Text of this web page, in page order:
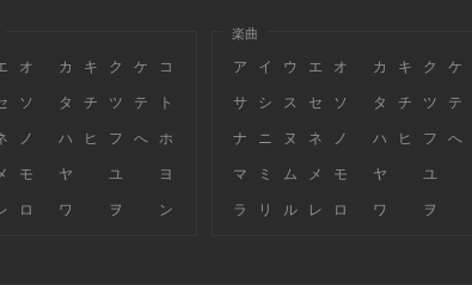
オ カ キ ク ケ コ
ソ タ チ ツ テ ト
ノ ハ ヒ フ へ ホ
モ ヤ ユ ヨ
ロ ワ ヲ ン
楽曲
ア イ ウ エ オ カ キ ク ケ
サ シ ス セ ソ タ チ ツ テ
ナ ニ ヌ ネ ノ ハ ヒ フ へ
マ ミ ム メ モ ヤ ユ
ラ リ ル レ ロ ワ ヲ